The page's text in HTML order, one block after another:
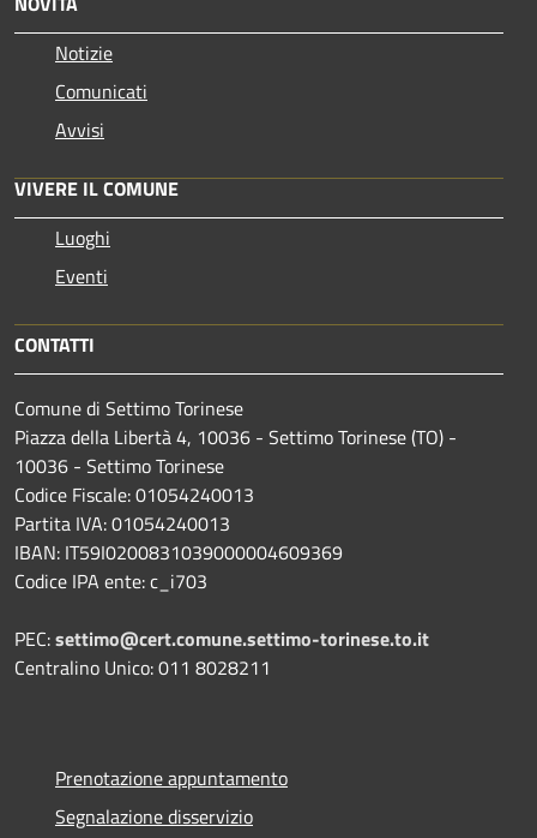
Notizie
Comunicati
Avvisi
VIVERE IL COMUNE
Luoghi
Eventi
CONTATTI
Comune di Settimo Torinese
Piazza della Libertà 4, 10036 - Settimo Torinese (TO) -
10036 - Settimo Torinese
Codice Fiscale: 01054240013
Partita IVA: 01054240013
IBAN: IT59I0200831039000004609369
Codice IPA ente: c_i703
PEC:settimo@cert.comune.settimo-torinese.to.it
Centralino Unico: 011 8028211
Prenotazione appuntamento
Segnalazione disservizio